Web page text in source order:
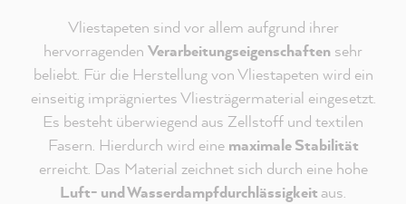
Vliestapeten sind vor allem aufgrund ihrer
hervorragenden Verarbeitungseigenschaften sehr
beliebt. Für die Herstellung von Vliestapeten wird ein
einseitig imprägniertes Vliesträgermaterial eingesetzt.
Es besteht überwiegend aus Zellstoff und textilen
Fasern. Hierdurch wird eine maximale Stabilität
erreicht. Das Material zeichnet sich durch eine hohe
Luft- und Wasserdampfdurchlässigkeit aus.